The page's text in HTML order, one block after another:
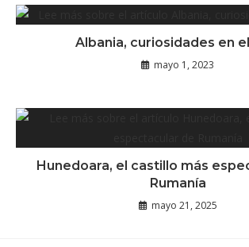
Albania, curiosidades en
mayo 1, 2023
Hunedoara, el castillo más
Rumanía
mayo 21, 2025